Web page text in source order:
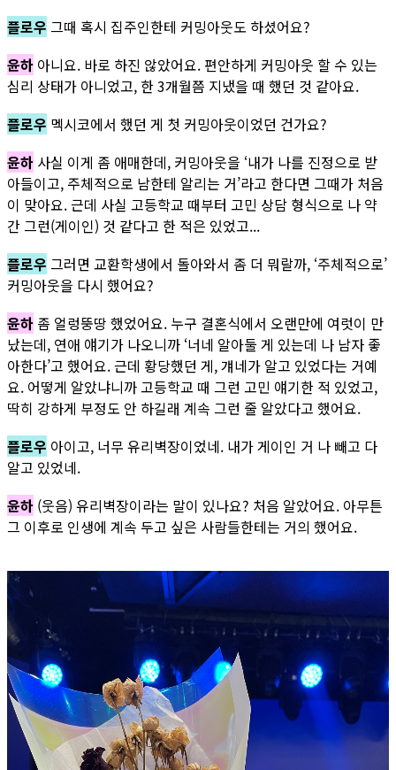
플로우 그때 혹시 집주인한테 커밍아웃도 하셨어요?
윤하 아니요. 바로 하진 않았어요. 편안하게 커밍아웃 할 수 있는
심리 상태가 아니었고, 한 3개월쯤 지냈을 때 했던 것 같아요.
플로우 멕시코에서 했던 게 첫 커밍아웃이었던 건가요?
윤하 사실 이게 좀 애매한데, 커밍아웃을 ‘내가 나를 진정으로 받
아들이고, 주체적으로 남한테 알리는 거’라고 한다면 그때가 처음
이 맞아요. 근데 사실 고등학교 때부터 고민 상담 형식으로 나 약
간 그런(게이인) 것 같다고 한 적은 있었고...
플로우 그러면 교환학생에서 돌아와서 좀 더 뭐랄까, ‘주체적으로’
커밍아웃을 다시 했어요?
윤하 좀 얼렁뚱땅 했었어요. 누구 결혼식에서 오랜만에 여럿이 만
났는데, 연애 얘기가 나오니까 ‘너네 알아둘 게 있는데 나 남자 좋
아한다’고 했어요. 근데 황당했던 게, 걔네가 알고 있었다는 거예
요. 어떻게 알았냐니까 고등학교 때 그런 고민 얘기한 적 있었고,
딱히 강하게 부정도 안 하길래 계속 그런 줄 알았다고 했어요.
플로우 아이고, 너무 유리벽장이었네. 내가 게이인 거 나 빼고 다
알고 있었네.
윤하 (웃음) 유리벽장이라는 말이 있나요? 처음 알았어요. 아무튼
그 이후로 인생에 계속 두고 싶은 사람들한테는 거의 했어요.